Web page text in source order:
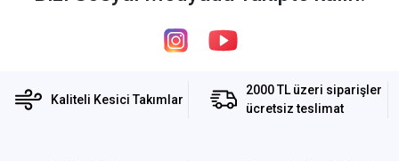
Kaliteli Kesici Takımlar
2000 TL üzeri siparişler
ücretsiz teslimat